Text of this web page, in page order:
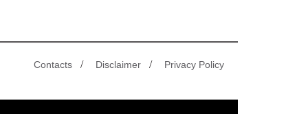
Contacts / Disclaimer / Privacy Policy